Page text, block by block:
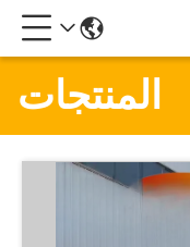
المنتجات